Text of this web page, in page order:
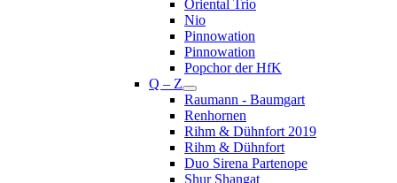
Oriental Trio
Nio
Pinnowation
Pinnowation
Popchor der HfK
Q – Z
Raumann - Baumgart
Renhornen
Rihm & Dühnfort 2019
Rihm & Dühnfort
Duo Sirena Partenope
Shur Shangat